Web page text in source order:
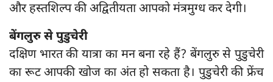
और हस्तशिल्प की अद्वितीयता आपको मंत्रमुग्ध कर देगी।
बेंगलुरु से पुडुचेरी
दक्षिण भारत की यात्रा का मन बना रहे हैं? बेंगलुरु से पुडुचेरी
का रूट आपकी खोज का अंत हो सकता है। पुडुचेरी की फ्रेंच